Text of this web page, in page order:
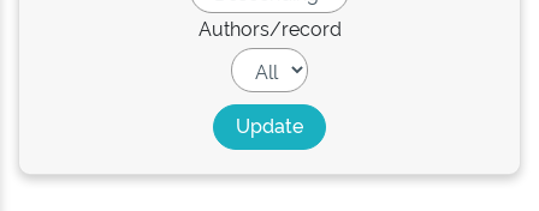
Authors/record